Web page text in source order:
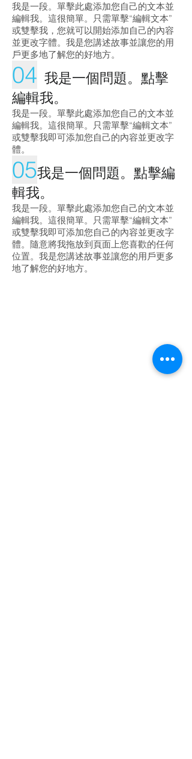
我是一段。單擊此處添加您自己的文本並
編輯我。這很簡單。只需單擊“編輯文本”
或雙擊我，您就可以開始添加自己的內容
並更改字體。我是您講述故事並讓您的用
戶更多地了解您的好地方。
04 我是一個問題。點擊
編輯我。
我是一段。單擊此處添加您自己的文本並
編輯我。這很簡單。只需單擊“編輯文本”
或雙擊我即可添加您自己的內容並更改字
體。
05我是一個問題。點擊編
輯我。
我是一段。單擊此處添加您自己的文本並
編輯我。這很簡單。只需單擊“編輯文本”
或雙擊我即可添加您自己的內容並更改字
體。隨意將我拖放到頁面上您喜歡的任何
位置。我是您講述故事並讓您的用戶更多
地了解您的好地方。